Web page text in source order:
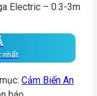
Electric – 0.3-3m
nhất
Cảm Biến An